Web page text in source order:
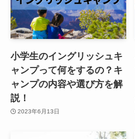
小学生のイングリッシュキ
ャンプって何をするの？キ
ャンプの内容や選び方を解
説！
2023年6月13日